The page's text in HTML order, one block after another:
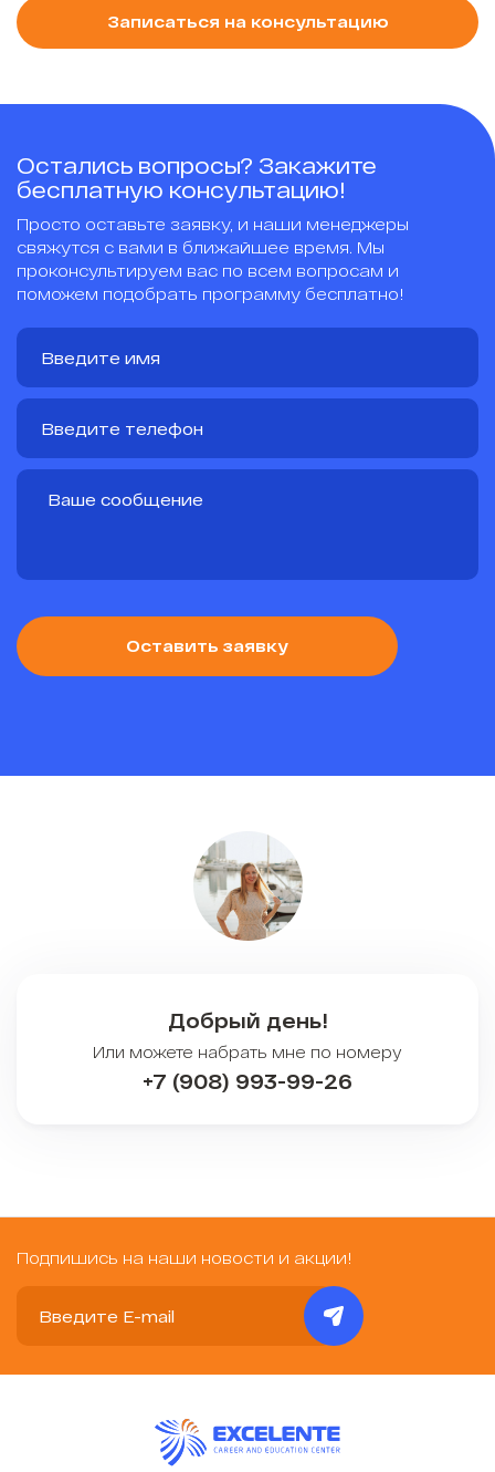
Записаться на консультацию
Остались вопросы? Закажите
бесплатную консультацию!
Просто оставьте заявку, и наши менеджеры
свяжутся с вами в ближайшее время. Мы
проконсультируем вас по всем вопросам и
поможем подобрать программу бесплатно!
Оставить заявку
Добрый день!
Или можете набрать мне по номеру
+7 (908) 993-99-26
Подпишись на наши новости и акции!